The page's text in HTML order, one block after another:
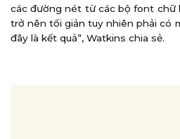
các đường nét từ các bộ font chữ
trở nên tối giản tuy nhiên phải có
đây là kết quả”, Watkins chia sẻ.